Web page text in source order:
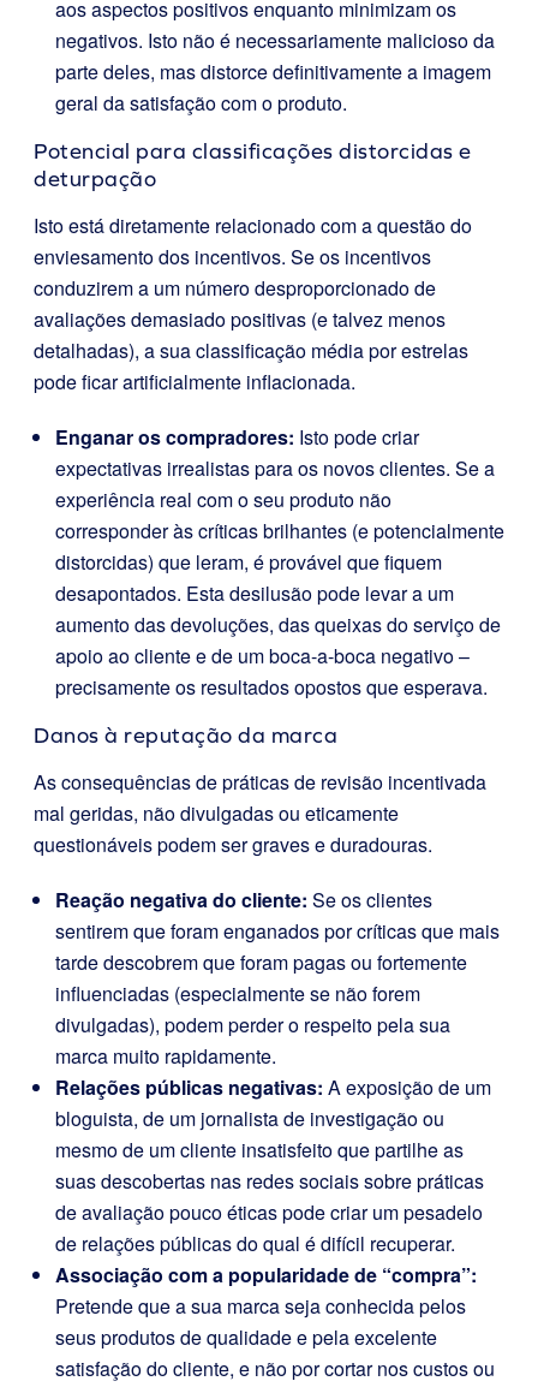
aos aspectos positivos enquanto minimizam os
negativos. Isto não é necessariamente malicioso da
parte deles, mas distorce definitivamente a imagem
geral da satisfação com o produto.
Potencial para classificações distorcidas e
deturpação
Isto está diretamente relacionado com a questão do
enviesamento dos incentivos. Se os incentivos
conduzirem a um número desproporcionado de
avaliações demasiado positivas (e talvez menos
detalhadas), a sua classificação média por estrelas
pode ficar artificialmente inflacionada.
Enganar os compradores: Isto pode criar
expectativas irrealistas para os novos clientes. Se a
experiência real com o seu produto não
corresponder às críticas brilhantes (e potencialmente
distorcidas) que leram, é provável que fiquem
desapontados. Esta desilusão pode levar a um
aumento das devoluções, das queixas do serviço de
apoio ao cliente e de um boca-a-boca negativo –
precisamente os resultados opostos que esperava.
Danos à reputação da marca
As consequências de práticas de revisão incentivada
mal geridas, não divulgadas ou eticamente
questionáveis podem ser graves e duradouras.
Reação negativa do cliente: Se os clientes
sentirem que foram enganados por críticas que mais
tarde descobrem que foram pagas ou fortemente
influenciadas (especialmente se não forem
divulgadas), podem perder o respeito pela sua
marca muito rapidamente.
Relações públicas negativas: A exposição de um
bloguista, de um jornalista de investigação ou
mesmo de um cliente insatisfeito que partilhe as
suas descobertas nas redes sociais sobre práticas
de avaliação pouco éticas pode criar um pesadelo
de relações públicas do qual é difícil recuperar.
Associação com a popularidade de “compra”:
Pretende que a sua marca seja conhecida pelos
seus produtos de qualidade e pela excelente
satisfação do cliente, e não por cortar nos custos ou